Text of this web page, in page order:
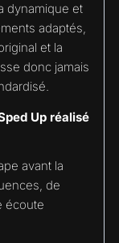
dynamique et
adaptés,
et la
donc jamais
Up réalisé
avant la
de
écoute